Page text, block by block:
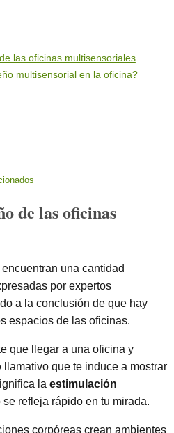
las oficinas multisensoriales
multisensorial en la oficina?
de las oficinas
una cantidad
por expertos
a la conclusión de que hay
espacios de las oficinas.
que llegar a una oficina y
llamativo que te induce a mostrar
la estimulación
se refleja rápido en tu mirada.
corpóreas crean ambientes